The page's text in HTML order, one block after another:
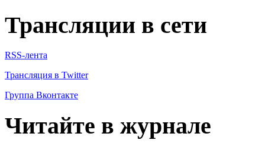
Трансляции в сети
RSS-лента
Трансляция в Twitter
Группа Вконтакте
Читайте в журнале